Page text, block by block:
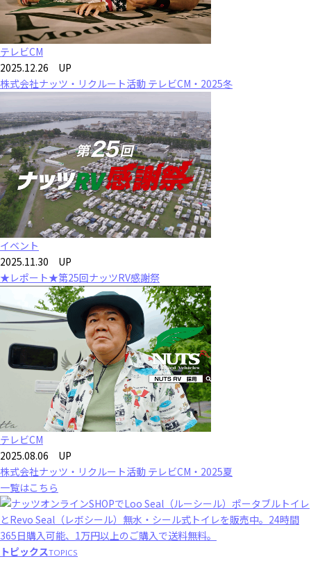
テレビCM
2025.12.26 UP
株式会社ナッツ・リクルート活動 テレビCM・2025冬
イベント
2025.11.30 UP
★レポート★第25回ナッツRV感謝祭
テレビCM
2025.08.06 UP
株式会社ナッツ・リクルート活動 テレビCM・2025夏
一覧はこちら
トピックスTOPICS